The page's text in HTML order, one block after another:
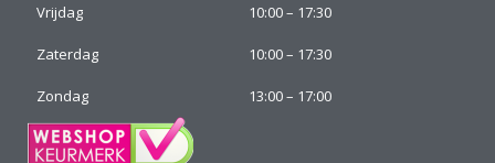
Vrijdag 10:00 – 17:30
Zaterdag 10:00 – 17:30
Zondag 13:00 – 17:00